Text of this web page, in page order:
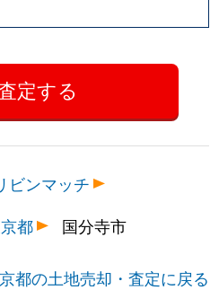
ビンマッチ
都 国分寺市
都の土地売却・査定に戻る